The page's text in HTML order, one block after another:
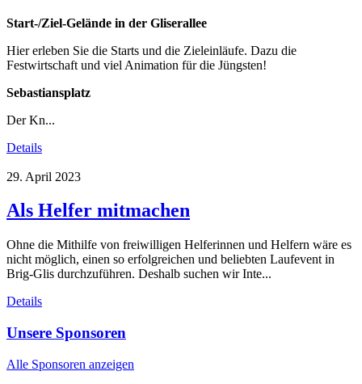
Start-/Ziel-Gelände in der Gliserallee
Hier erleben Sie die Starts und die Zieleinläufe. Dazu die
Festwirtschaft und viel Animation für die Jüngsten!
Sebastiansplatz
Der Kn...
Details
29. April 2023
Als Helfer mitmachen
Ohne die Mithilfe von freiwilligen Helferinnen und Helfern wäre es
nicht möglich, einen so erfolgreichen und beliebten Laufevent in
Brig-Glis durchzuführen. Deshalb suchen wir Inte...
Details
Unsere Sponsoren
Alle Sponsoren anzeigen